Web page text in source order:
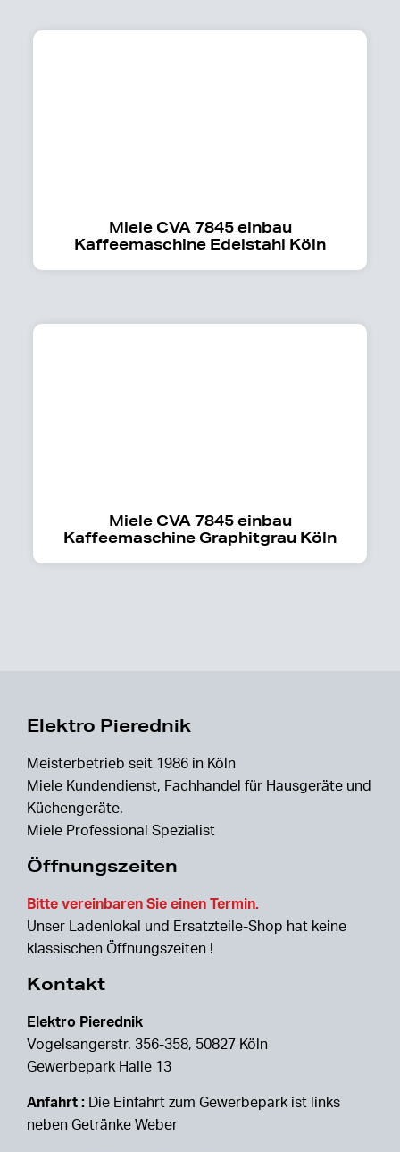
Miele CVA 7845 einbau
Kaffeemaschine Edelstahl Köln
Miele CVA 7845 einbau
Kaffeemaschine Graphitgrau Köln
Elektro Pierednik
Meisterbetrieb seit 1986 in Köln
Miele Kundendienst, Fachhandel für Hausgeräte und
Küchengeräte.
Miele Professional Spezialist
Öffnungszeiten
Bitte vereinbaren Sie einen Termin.
Unser Ladenlokal und Ersatzteile-Shop hat keine
klassischen Öffnungszeiten !
Kontakt
Elektro Pierednik
Vogelsangerstr. 356-358, 50827 Köln
Gewerbepark Halle 13
Anfahrt : Die Einfahrt zum Gewerbepark ist links
neben Getränke Weber